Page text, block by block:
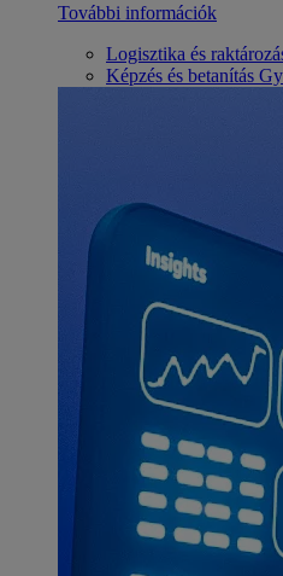
További információk
Logisztika és
Képzés és betanítás